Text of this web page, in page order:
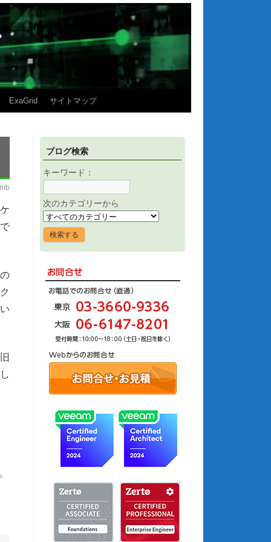
ExaGrid サイトマップ
ブログ検索
キーワード：
次のカテゴリーから